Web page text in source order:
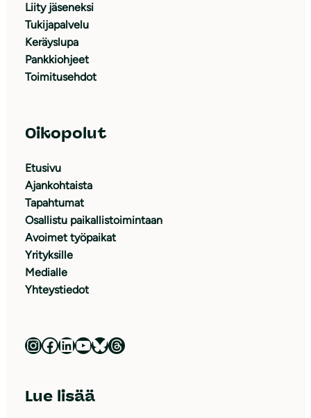
Liity jäseneksi
Tukijapalvelu
Keräyslupa
Pankkiohjeet
Toimitusehdot
Oikopolut
Etusivu
Ajankohtaista
Tapahtumat
Osallistu paikallistoimintaan
Avoimet työpaikat
Yrityksille
Medialle
Yhteystiedot
Luonnonsuojeluliitto Instagramissa Luonnonsuojeluliitto Facebookissa Luonnonsuojeluliitto LinkedInissä Luonnonsuojeluliiton YouTube-kanava Luonnonsuojeluliitto Blueskyssa Luonnonsuojeluliitto Threadsissa
Lue lisää